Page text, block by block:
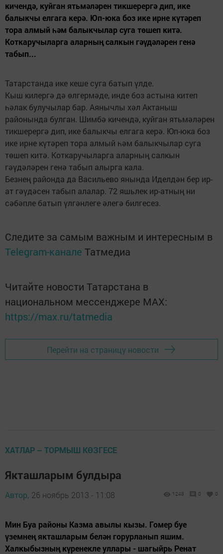
кичендә, куйган ятьмәләрен тикшерергә дип, ике
балыкчы елгага керә. Юп-юка боз ике ирне күтәреп
тора алмый һәм балык­чылар суга төшеп китә.
Коткаручыларга аларның салкын гәүдәләрен генә
табып...
Татарстанда ике кеше суга батып үлде.
Кыш килергә дә өлгермәде, инде боз астына китеп
һәлак булучылар бар. Аянычлы хәл Актаныш
районында булган. Шимбә кичендә, куйган ятьмәләрен
тикшерергә дип, ике балыкчы елгага керә. Юп-юка боз
ике ирне күтәреп тора алмый һәм балык­чылар суга
төшеп китә. Коткаручыларга аларның салкын
гәүдәләрен генә табып алырга кала.
Безнең районда да Васильево янында Иделдән бер ир-
ат гәүдәсен табып алалар. 72 яшьлек ир-атның ни
сәбәпле батып үлгәнлеге әлегә билгесез.
Следите за самым важным и интересным в
Telegram-канале Татмедиа
Читайте новости Татарстана в
национальном мессенджере MАХ:
https://max.ru/tatmedia
Перейти на страницу новости
ХАТЛАР – ТОРМЫШ КӨЗГЕСЕ
Якташларым булдыра
Автор, 26 ноябрь 2013 - 11:08 1248 0 0
Мин Буа районы Казма авылы кызы. Гомер буе
үземнең якташларым белән горурланып яшим.
Халкыбыз­ның күренекле уллары - шагыйрь Ренат